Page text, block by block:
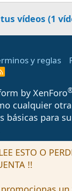
vídeos (1
y reglas
R
S
by XenForo
cualquier
básicas para
LEE ESTO O
!!